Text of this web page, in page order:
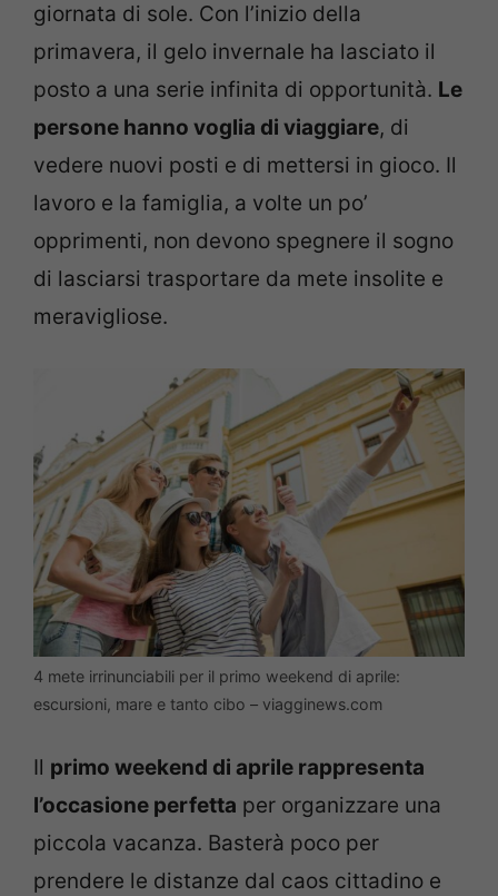
giornata di sole. Con l’inizio della
primavera, il gelo invernale ha lasciato il
posto a una serie infinita di opportunità. Le
persone hanno voglia di viaggiare, di
vedere nuovi posti e di mettersi in gioco. Il
lavoro e la famiglia, a volte un po’
opprimenti, non devono spegnere il sogno
di lasciarsi trasportare da mete insolite e
meravigliose.
4 mete irrinunciabili per il primo weekend di aprile:
escursioni, mare e tanto cibo – viagginews.com
Il primo weekend di aprile rappresenta
l’occasione perfetta per organizzare una
piccola vacanza. Basterà poco per
prendere le distanze dal caos cittadino e